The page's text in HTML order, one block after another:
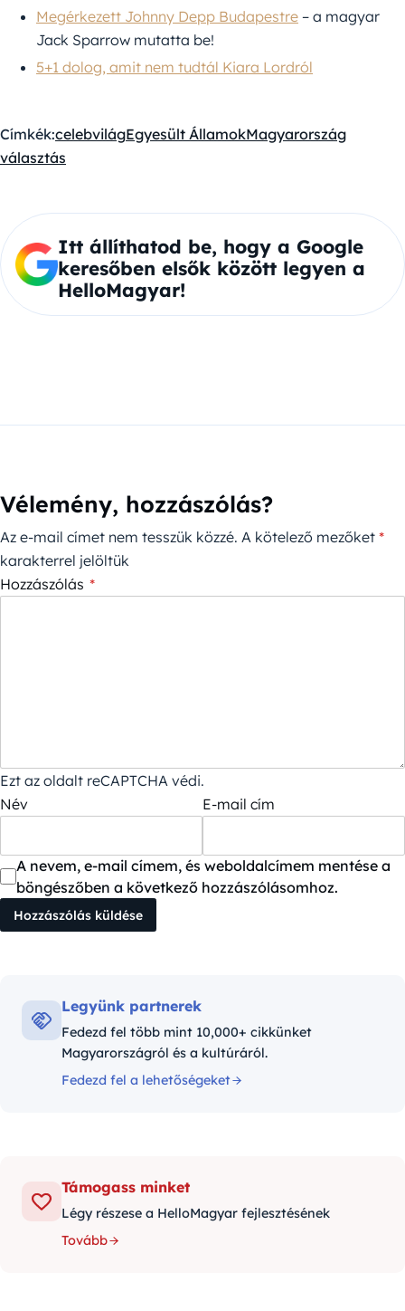
Megérkezett Johnny Depp Budapestre – a magyar
Jack Sparrow mutatta be!
5+1 dolog, amit nem tudtál Kiara Lordról
Címkék:celebvilágEgyesült ÁllamokMagyarország
választás
Itt állíthatod be, hogy a Google
keresőben elsők között legyen a
HelloMagyar!
Vélemény, hozzászólás?
Az e-mail címet nem tesszük közzé. A kötelező mezőket *
karakterrel jelöltük
Hozzászólás *
Ezt az oldalt reCAPTCHA védi.
Név
E-mail cím
A nevem, e-mail címem, és weboldalcímem mentése a
böngészőben a következő hozzászólásomhoz.
Legyünk partnerek
Fedezd fel több mint 10,000+ cikkünket
Magyarországról és a kultúráról.
Fedezd fel a lehetőségeket
Támogass minket
Légy részese a HelloMagyar fejlesztésének
Tovább